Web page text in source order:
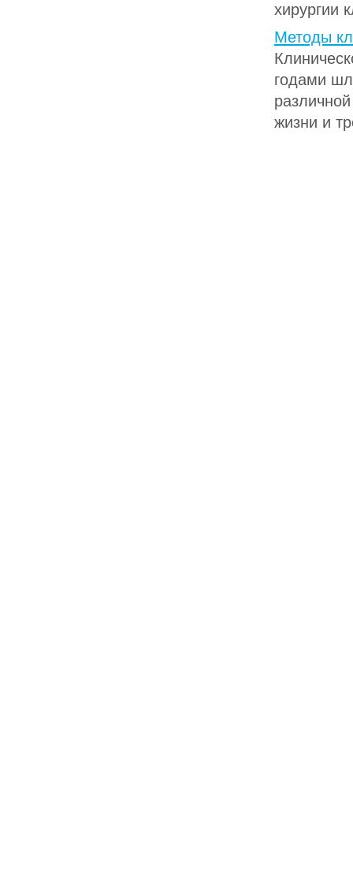
хирургии
Методы
годами
жизни и